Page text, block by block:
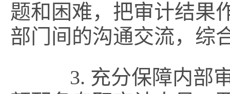
题和困难，把审计结果
部门间的沟通交流，综
3. 充分保障内部审